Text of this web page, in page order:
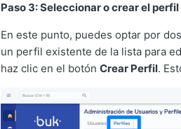
Paso 3: Seleccionar o crear el
En este punto, puedes optar por
un perfil existente de la lista para
haz clic en el botón Crear Perfil.